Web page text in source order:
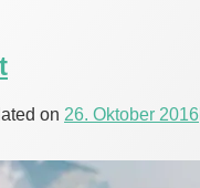
on 26. Oktober 2016